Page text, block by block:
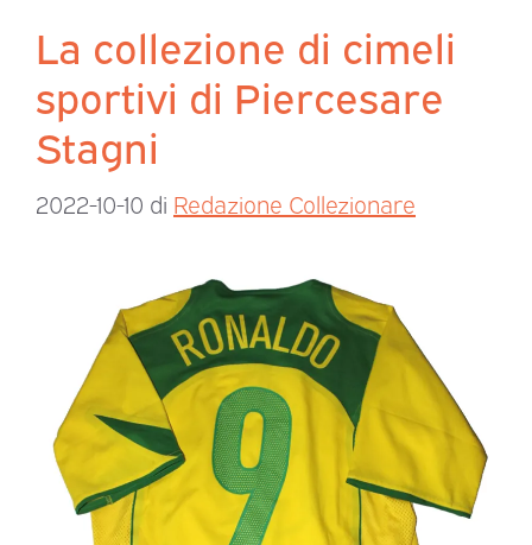
La collezione di cimeli
sportivi di Piercesare
Stagni
2022-10-10 di Redazione Collezionare